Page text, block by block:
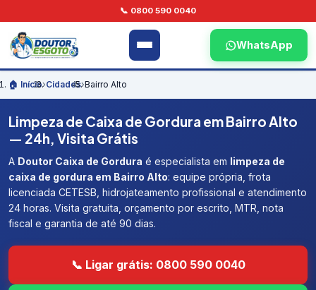
📞 0800 590 0040
WhatsApp
🏠 Início›Cidades›Bairro Alto
Limpeza de Caixa de Gordura em Bairro Alto
— 24h, Visita Grátis
A Doutor Caixa de Gordura é especialista em limpeza de
caixa de gordura em Bairro Alto: equipe própria, frota
licenciada CETESB, hidrojateamento profissional e atendimento
24 horas. Visita gratuita, orçamento por escrito, MTR, nota
fiscal e garantia de até 90 dias.
📞 Ligar grátis: 0800 590 0040